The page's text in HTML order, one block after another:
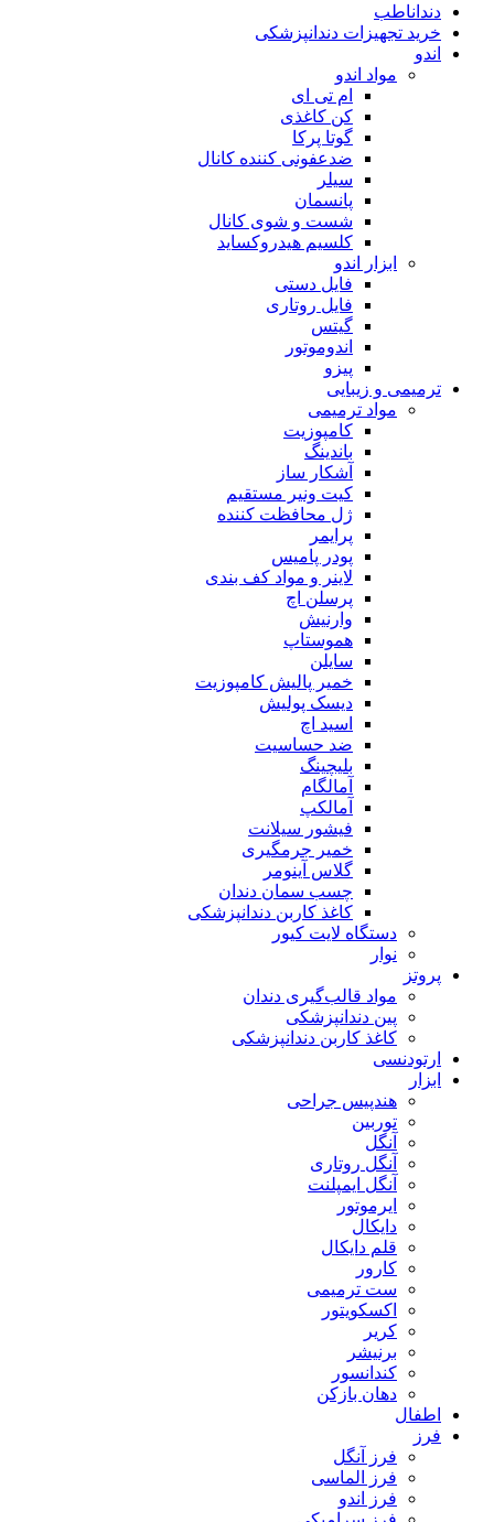
دنداناطب
خرید تجهیزات دندانپزشکی
اندو
مواد اندو
ام تی ای
کن کاغذی
گوتا پرکا
ضدعفونی کننده کانال
سیلر
پانسمان
شست و شوی کانال
کلسیم هیدروکساید
ابزار اندو
فایل دستی
فایل روتاری
گیتس
اندوموتور
پیزو
ترمیمی و زیبایی
مواد ترمیمی
کامپوزیت
باندینگ
آشکار ساز
کیت ونیر مستقیم
ژل محافظت کننده
پرایمر
پودر پامیس
لاینر و مواد کف بندی
پرسلن اچ
وارنیش
هموستاپ
سایلن
خمیر پالیش کامپوزیت
دیسک پولیش
اسید اچ
ضد حساسیت
بلیچینگ
آمالگام
آمالکپ
فیشور سیلانت
خمیر جرمگیری
گلاس آینومر
چسب سمان دندان
کاغذ کاربن دندانپزشکی
دستگاه لایت کیور
نوار
پروتز
مواد قالب‌گیری دندان
پین دندانپزشکی
کاغذ کاربن دندانپزشکی
ارتودنسی
ابزار
هندپیس جراحی
توربین
آنگل
آنگل روتاری
آنگل ایمپلنت
ایرموتور
دایکال
قلم دایکال
کارور
ست ترمیمی
اکسکویتور
کریر
برنیشر
کندانسور
دهان بازکن
اطفال
فرز
فرز آنگل
فرز الماسی
فرز اندو